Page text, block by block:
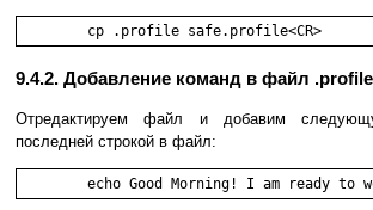
	cp .profile safe.profile<CR>
9.4.2. Добавление команд в файл .profile
Отредактируем файл и добавим
последней строкой в файл:
echo Good Morning! I am ready to